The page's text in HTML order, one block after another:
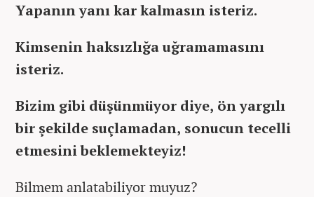
Yapanın yanı kar kalmasın isteriz.
Kimsenin haksızlığa uğramamasını
isteriz.
Bizim gibi düşünmüyor diye, ön yargılı
bir şekilde suçlamadan, sonucun tecelli
etmesini beklemekteyiz!
Bilmem anlatabiliyor muyuz?